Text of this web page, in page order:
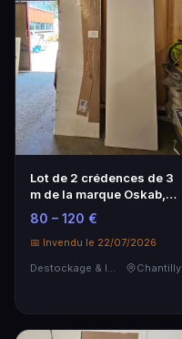
Lot de 2 crédences de 3
m de la marque Oskab,
couleur blanch…
80 – 120 €
📅 Invendu le 22/07/2026
Destockage & Invendus
Chantilly